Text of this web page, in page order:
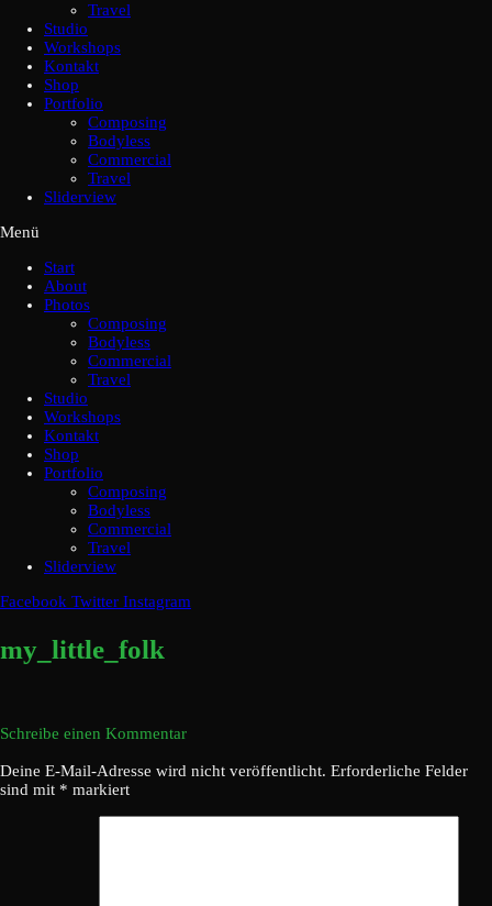
Travel
Studio
Workshops
Kontakt
Shop
Portfolio
Composing
Bodyless
Commercial
Travel
Sliderview
Menü
Start
About
Photos
Composing
Bodyless
Commercial
Travel
Studio
Workshops
Kontakt
Shop
Portfolio
Composing
Bodyless
Commercial
Travel
Sliderview
Facebook Twitter Instagram
my_little_folk
Schreibe einen Kommentar
Deine E-Mail-Adresse wird nicht veröffentlicht. Erforderliche Felder
sind mit * markiert